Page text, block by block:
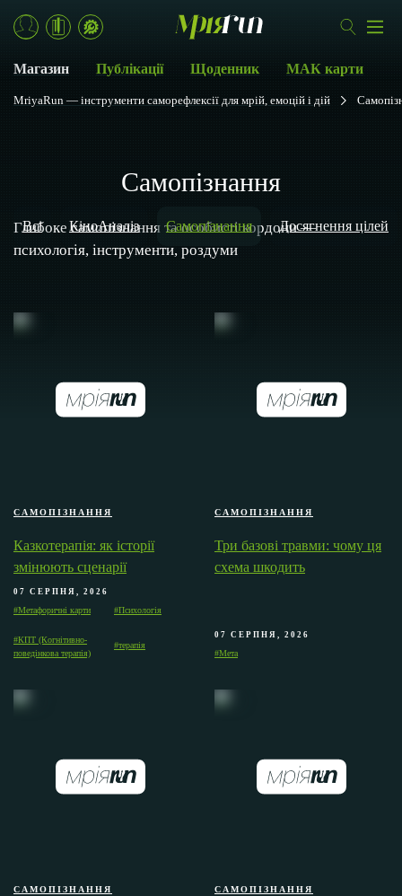
Самопізнання
Глибоке самопізнання та особисті кордони —
психологія, інструменти, роздуми
Всі КіноАналіз Самопізнання Досягнення цілей
САМОПІЗНАННЯ
Казкотерапія: як історії
змінюють сценарії
07 СЕРПНЯ, 2026
#Метафоричні карти #Психологія
#КПТ (Когнітивно-
поведінкова терапія)
#терапія
САМОПІЗНАННЯ
Три базові травми: чому ця
схема шкодить
07 СЕРПНЯ, 2026
#Мета
САМОПІЗНАННЯ САМОПІЗНАННЯ
Магазин Публікації Щоденник МАК карти
MriyaRun — інструменти саморефлексії для мрій, емоцій і дій